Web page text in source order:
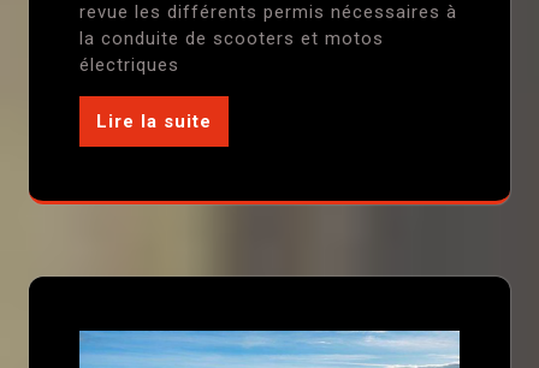
revue les différents permis nécessaires à
la conduite de scooters et motos
électriques
Lire la suite